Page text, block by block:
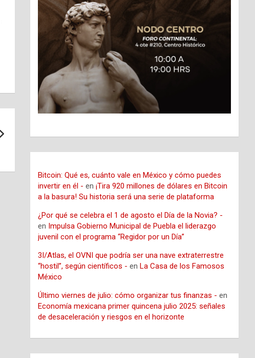
Bitcoin: Qué es, cuánto vale en México y cómo puedes
invertir en él - en¡Tira 920 millones de dólares en Bitcoin
a la basura! Su historia será una serie de plataforma
¿Por qué se celebra el 1 de agosto el Día de la Novia? -
en Impulsa Gobierno Municipal de Puebla el liderazgo
juvenil con el programa “Regidor por un Día”
3I/Atlas, el OVNI que podría ser una nave extraterrestre
“hostil”, según científicos - enLa Casa de los Famosos
México
Último viernes de julio: cómo organizar tus finanzas - en
Economía mexicana primer quincena julio 2025: señales
de desaceleración y riesgos en el horizonte